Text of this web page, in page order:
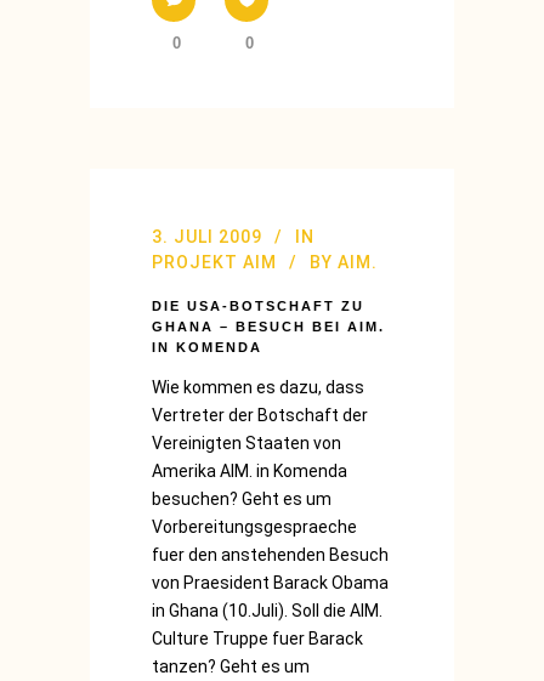
0 0
3. JULI 2009
IN
PROJEKT AIM
BY AIM.
DIE USA-BOTSCHAFT ZU
GHANA – BESUCH BEI AIM.
IN KOMENDA
Wie kommen es dazu, dass
Vertreter der Botschaft der
Vereinigten Staaten von
Amerika AIM. in Komenda
besuchen? Geht es um
Vorbereitungsgespraeche
fuer den anstehenden Besuch
von Praesident Barack Obama
in Ghana (10.Juli). Soll die AIM.
Culture Truppe fuer Barack
tanzen? Geht es um